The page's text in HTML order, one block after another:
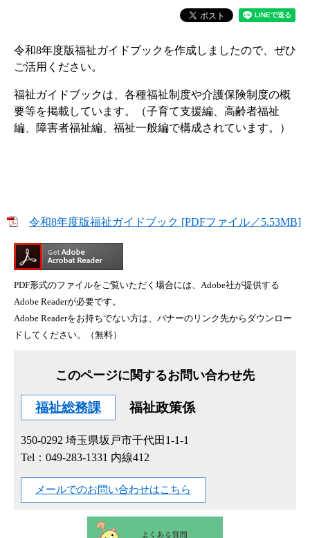
令和8年度版福祉ガイドブックを作成しましたので、ぜひ
ご活用ください。
福祉ガイドブックは、各種福祉制度や介護保険制度の概
要等を掲載しています。（子育て支援編、高齢者福祉
編、障害者福祉編、福祉一般編で構成されています。）
令和8年度版福祉ガイドブック [PDFファイル／5.53MB]
PDF形式のファイルをご覧いただく場合には、Adobe社が提供する
Adobe Readerが必要です。
Adobe Readerをお持ちでない方は、バナーのリンク先からダウンロー
ドしてください。（無料）
このページに関するお問い合わせ先
福祉総務課 福祉政策係
350-0292 埼玉県坂戸市千代田1-1-1
Tel：049-283-1331 内線412
メールでのお問い合わせはこちら